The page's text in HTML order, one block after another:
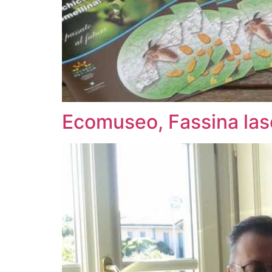
Ecomuseo, Fassina